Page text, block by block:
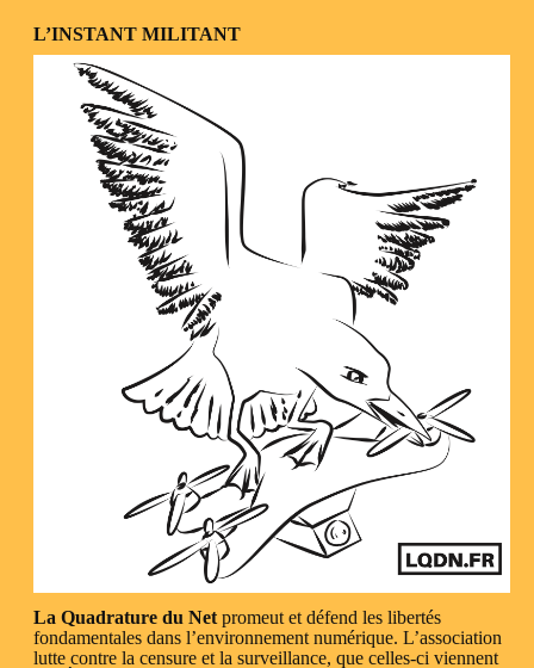
L’INSTANT MILITANT
La Quadrature du Net promeut et défend les libertés
fondamentales dans l’environnement numérique. L’association
lutte contre la censure et la surveillance, que celles-ci viennent